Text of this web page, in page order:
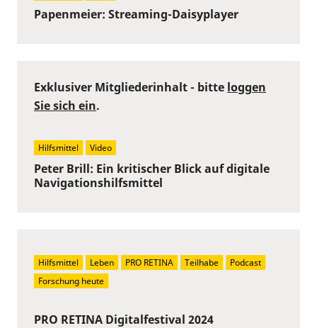
Papenmeier: Streaming-Daisyplayer
Peter Brill: Ein kritischer Blick auf digitale
Navigationshilfsmittel
Exklusiver Mitgliederinhalt - bitte loggen
Sie sich ein.
Hilfsmittel Video
PRO RETINA Digitalfestival 2024
Hilfsmittel Leben PRO RETINA Teilhabe
Podcast
Forschung heute